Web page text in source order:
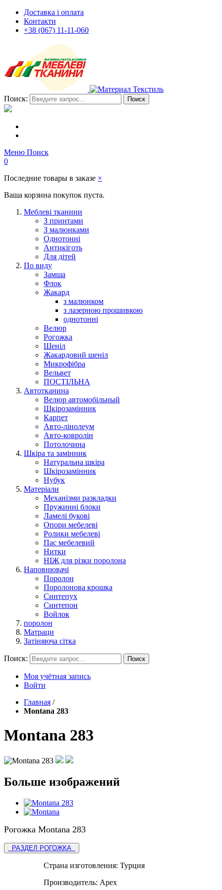
Доставка і оплата
Контакти
+38 (067) 11-11-060
Поиск: Поиск
Меню Поиск
0
Последние товары в заказе ×
Ваша корзина покупок пуста.
Меблеві тканини
З принтами
З малюнками
Однотонні
Антикіготь
Для дітей
По виду
Замша
Флок
Жакард
з малюнком
з лазерною прошивкою
однотонні
Велюр
Рогожка
Шеніл
Жакардовий шеніл
Микрофібра
Вельвет
ПОСТІЛЬНА
Автотканина
Велюр автомобільный
Шкірозамінник
Карпет
Авто-лінолеум
Авто-ковролін
Потолочина
Шкіра та замінник
Натуральна шкіра
Шкірозамінник
Нубук
Матеріали
Механізми разкладки
Пружинні блоки
Ламелі букові
Опори мебелеві
Ролики мебелеві
Пас мебелевий
Нитки
НІЖ для різки поролона
Наповнювачі
Поролон
Поролонова крошка
Синтепух
Синтепон
Войлок
поролон
Матраци
Затіняюча сітка
Поиск: Поиск
Моя учётная запись
Войти
Главная /
Montana 283
Montana 283
Больше изображений
Рогожка Montana 283
РАЗДЕЛ РОГОЖКА
Страна изготовления: Турция
Производитель: Apex